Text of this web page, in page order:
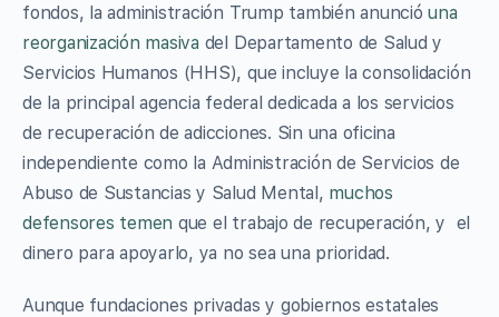
fondos, la administración Trump también anuncióuna
reorganización masiva del Departamento de Salud y
Servicios Humanos (HHS), que incluye la consolidación
de la principal agencia federal dedicada a los servicios
de recuperación de adicciones. Sin una oficina
independiente como la Administración de Servicios de
Abuso de Sustancias y Salud Mental, muchos
defensores temen que el trabajo de recuperación, y el
dinero para apoyarlo, ya no sea una prioridad.
Aunque fundaciones privadas y gobiernos estatales